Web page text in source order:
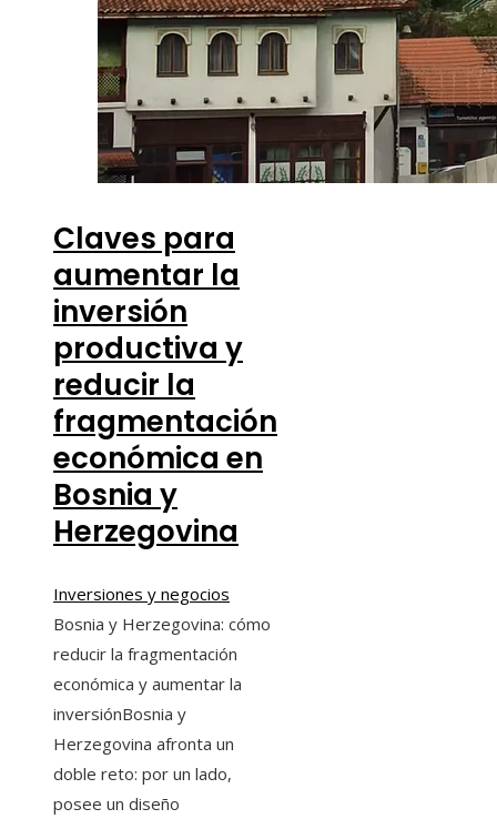
Claves para
aumentar la
inversión
productiva y
reducir la
fragmentación
económica en
Bosnia y
Herzegovina
Inversiones y negocios
Bosnia y Herzegovina: cómo
reducir la fragmentación
económica y aumentar la
inversiónBosnia y
Herzegovina afronta un
doble reto: por un lado,
posee un diseño